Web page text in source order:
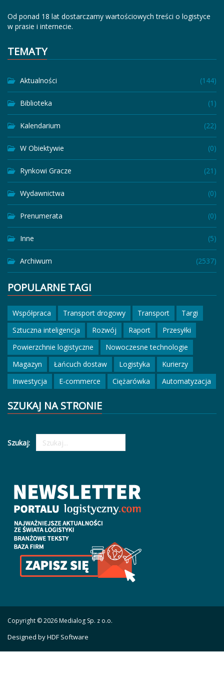
Od ponad 18 lat dostarczamy wartościowych treści o logistyce
w prasie i internecie.
TEMATY
Aktualności (144)
Biblioteka (1)
Kalendarium (22)
W Obiektywie (0)
Rynkowi Gracze (21)
Wydawnictwa (0)
Prenumerata (0)
Inne (5)
Archiwum (2537)
POPULARNE TAGI
Współpraca Transport drogowy Transport
Targi
Sztuczna inteligencja
Rozwój Raport
Przesyłki
Powierzchnie logistyczne
Nowoczesne technologie
Magazyn
Łańcuch dostaw Logistyka
Kurierzy
Inwestycja
E-commerce Ciężarówka Automatyzacja
SZUKAJ NA STRONIE
Szukaj:
Copyright © 2026 Medialog Sp. z o.o.
Designed by HDF Software